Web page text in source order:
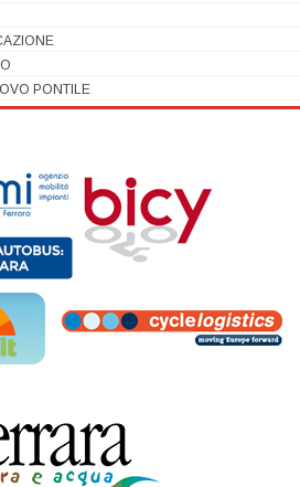
PONTILE